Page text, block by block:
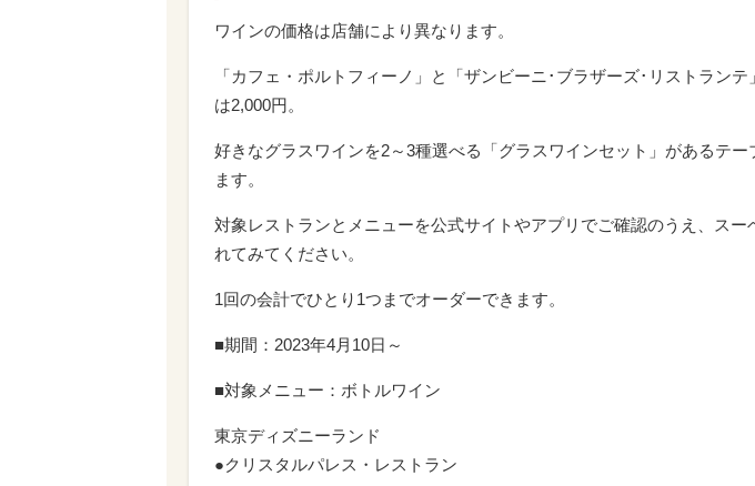
ワインの価格は店舗により異なります。
「カフェ・ポルトフィーノ」と「ザンビーニ･ブラザーズ･リストラン
は2,000円。
好きなグラスワインを2～3種選べる「グラスワインセット」があるテー
ます。
対象レストランとメニューを公式サイトやアプリでご確認のうえ、スー
れてみてください。
1回の会計でひとり1つまでオーダーできます。
■期間：2023年4月10日～
■対象メニュー：ボトルワイン
東京ディズニーランド
●クリスタルパレス・レストラン